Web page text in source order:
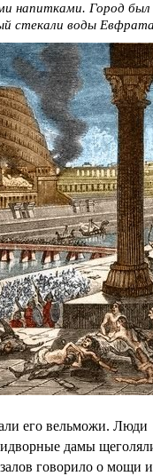
напитками. Город был
стекали воды
его вельможи. Люди
дамы
говорило о мощи